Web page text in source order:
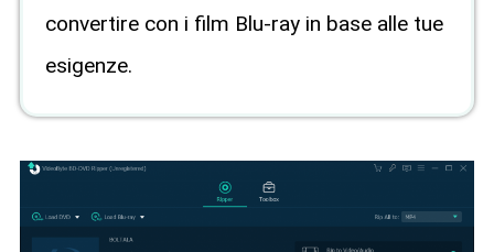
convertire con i film Blu-ray in base alle tue
esigenze.